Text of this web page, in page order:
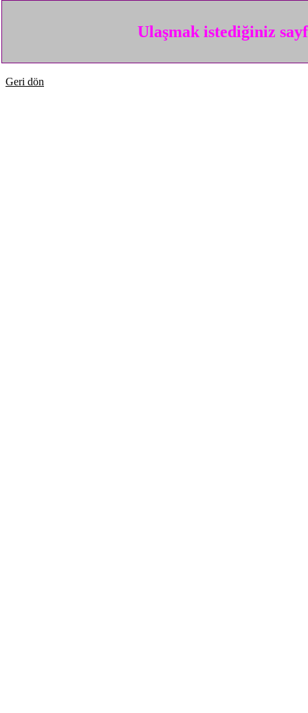
Ulaşmak istediğiniz
Geri dön